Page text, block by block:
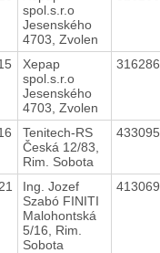
spol.s.r.o
Jesenského
4703, Zvolen
Xepap
spol.s.r.o
Jesenského
4703, Zvolen
Tenitech-RS
Česká 12/83,
Rim. Sobota
Ing. Jozef
Szabó FINITI
Malohontská
5/16, Rim.
Sobota